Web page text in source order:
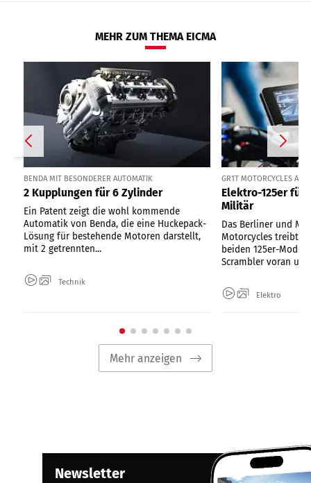
MEHR ZUM THEMA EICMA
BENDA MIT BESONDERER AUTOMATIK
2 Kupplungen für 6 Zylinder
Ein Patent zeigt die wohl kommende
Automatik von Benda, die eine Huckepack-
Lösung für bestehende Motoren darstellt,
mit 2 getrennten...
Technik
GR1T MOTORCYCLES
Elektro-125er für
Militär
Das Berliner und
Motorcycles treibt
beiden 125er-
Scrambler voran
Elektro
Mehr anzeigen
Newsletter